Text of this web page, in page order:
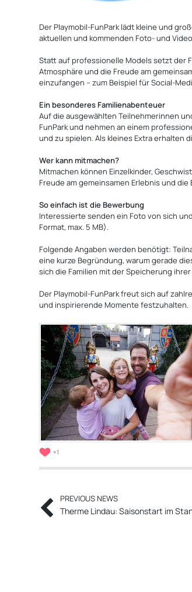
Der Playmobil‑FunPark lädt kleine und
aktuellen und kommenden Foto‑ und
Statt auf professionelle Models setzt der
Atmosphäre und die Freude am
einzufangen – zum Beispiel für Social-
Ein besonderes Familienabenteuer
Auf die ausgewählten Teilnehmerinnen
FunPark und nehmen an einem
und zu spielen. Als kleines Extra erhalten
Wer kann mitmachen?
Mitmachen können Einzelkinder,
Freude am gemeinsamen Erlebnis und
So einfach ist die Bewerbung
Interessierte senden ein Foto von sich
Format, max. 5 MB).
Folgende Angaben werden benötigt:
eine kurze Begründung, warum gerade
sich die Familien mit der Speicherung
Der Playmobil‑FunPark freut sich auf
und inspirierende Momente festzuhalten.
1
PREVIOUS NEWS
Therme Lindau: Saisonstart im